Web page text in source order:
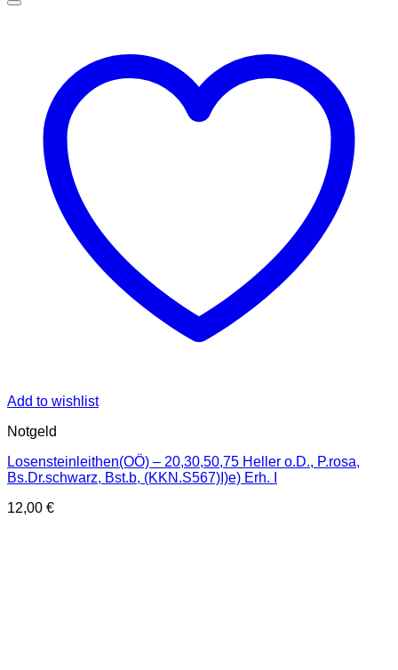
Add to wishlist
Notgeld
Losensteinleithen(OÖ) – 20,30,50,75 Heller o.D., P.rosa,
Bs.Dr.schwarz, Bst.b, (KKN.S567)I)e) Erh. I
12,00 €